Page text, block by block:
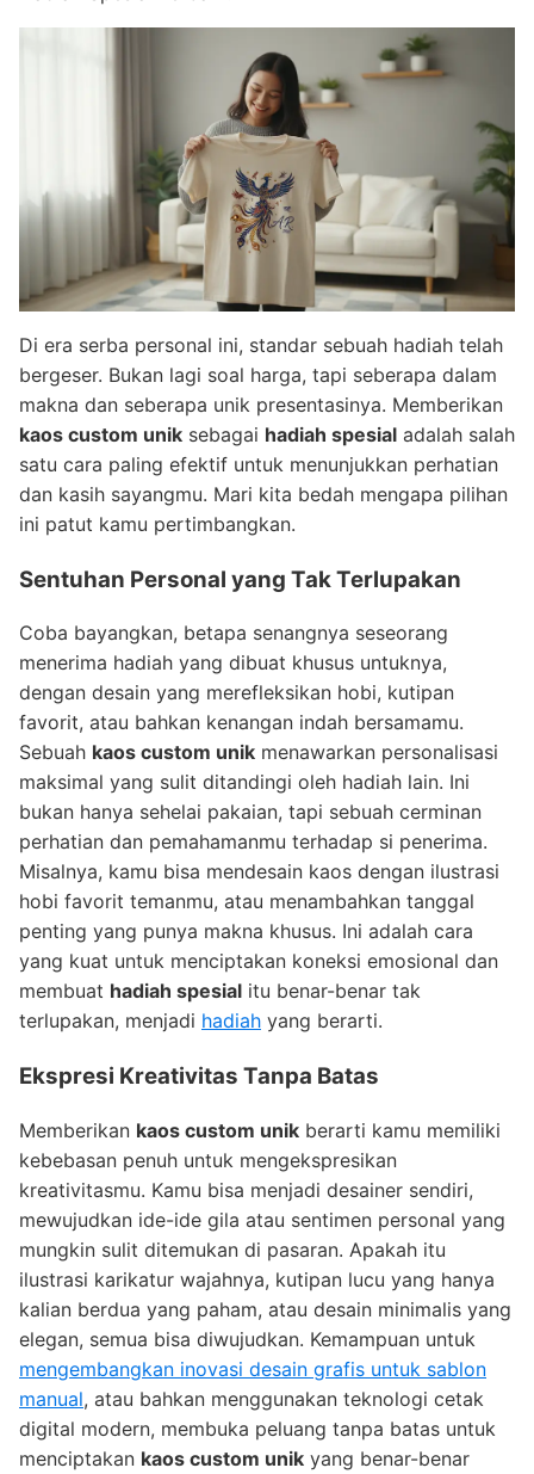
Di era serba personal ini, standar sebuah hadiah telah
bergeser. Bukan lagi soal harga, tapi seberapa dalam
makna dan seberapa unik presentasinya. Memberikan
kaos custom unik sebagai hadiah spesial adalah salah
satu cara paling efektif untuk menunjukkan perhatian
dan kasih sayangmu. Mari kita bedah mengapa pilihan
ini patut kamu pertimbangkan.
Sentuhan Personal yang Tak Terlupakan
Coba bayangkan, betapa senangnya seseorang
menerima hadiah yang dibuat khusus untuknya,
dengan desain yang merefleksikan hobi, kutipan
favorit, atau bahkan kenangan indah bersamamu.
Sebuah kaos custom unik menawarkan personalisasi
maksimal yang sulit ditandingi oleh hadiah lain. Ini
bukan hanya sehelai pakaian, tapi sebuah cerminan
perhatian dan pemahamanmu terhadap si penerima.
Misalnya, kamu bisa mendesain kaos dengan ilustrasi
hobi favorit temanmu, atau menambahkan tanggal
penting yang punya makna khusus. Ini adalah cara
yang kuat untuk menciptakan koneksi emosional dan
membuat hadiah spesial itu benar-benar tak
terlupakan, menjadi hadiah yang berarti.
Ekspresi Kreativitas Tanpa Batas
Memberikan kaos custom unik berarti kamu memiliki
kebebasan penuh untuk mengekspresikan
kreativitasmu. Kamu bisa menjadi desainer sendiri,
mewujudkan ide-ide gila atau sentimen personal yang
mungkin sulit ditemukan di pasaran. Apakah itu
ilustrasi karikatur wajahnya, kutipan lucu yang hanya
kalian berdua yang paham, atau desain minimalis yang
elegan, semua bisa diwujudkan. Kemampuan untuk
mengembangkan inovasi desain grafis untuk sablon
manual, atau bahkan menggunakan teknologi cetak
digital modern, membuka peluang tanpa batas untuk
menciptakan kaos custom unik yang benar-benar